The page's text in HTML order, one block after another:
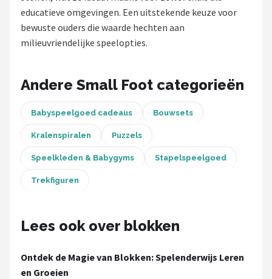
Jollein
Chouette-Chouette
Little Dutch
Happy Horse
Soft Touch
FRIGG
Stokke
Done by Deer
educatieve omgevingen. Een uitstekende keuze voor
bewuste ouders die waarde hechten aan
milieuvriendelijke speelopties.
Andere Small Foot categorieën
Babyspeelgoed cadeaus Bouwsets
Kralenspiralen Puzzels
Speelkleden & Babygyms Stapelspeelgoed
Trekfiguren
Lees ook over blokken
Ontdek de Magie van Blokken: Spelenderwijs Leren
en Groeien